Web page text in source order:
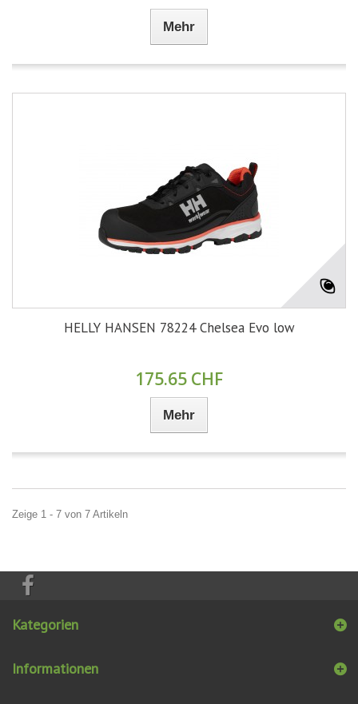
Mehr
HELLY HANSEN 78224 Chelsea Evo low
175.65 CHF
Mehr
Zeige 1 - 7 von 7 Artikeln
Kategorien
Informationen